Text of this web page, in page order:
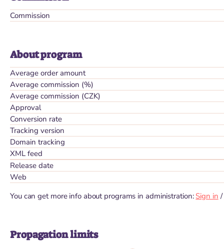
Commission
About program
Average order amount
Average commission (%)
Average commission (CZK)
Approval
Conversion rate
Tracking version
Domain tracking
XML feed
Release date
Web
You can get more info about programs in administration: Sign in /
Propagation limits